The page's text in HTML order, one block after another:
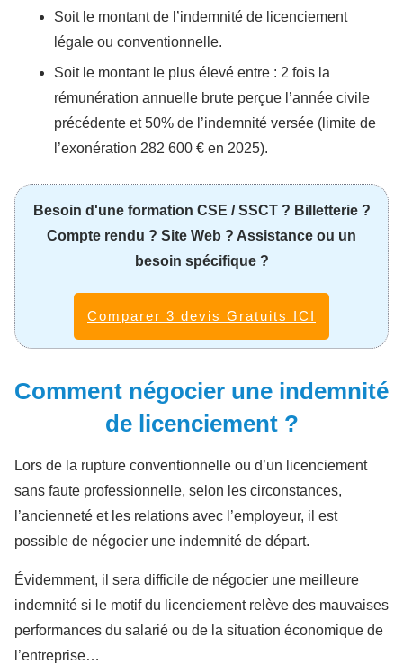
Soit le montant de l’indemnité de licenciement
légale ou conventionnelle.
Soit le montant le plus élevé entre : 2 fois la
rémunération annuelle brute perçue l’année civile
précédente et 50% de l’indemnité versée (limite de
l’exonération 282 600 € en 2025).
Besoin d'une formation CSE / SSCT ? Billetterie ?
Compte rendu ? Site Web ? Assistance ou un
besoin spécifique ?
Comparer 3 devis Gratuits ICI
Comment négocier une indemnité
de licenciement ?
Lors de la rupture conventionnelle ou d’un licenciement
sans faute professionnelle, selon les circonstances,
l’ancienneté et les relations avec l’employeur, il est
possible de négocier une indemnité de départ.
Évidemment, il sera difficile de négocier une meilleure
indemnité si le motif du licenciement relève des mauvaises
performances du salarié ou de la situation économique de
l’entreprise…